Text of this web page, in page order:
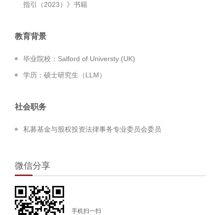
指引（2023）》书籍
教育背景
毕业院校：Salford of Universty (UK)
学历：硕士研究生（LLM）
社会职务
私募基金与股权投资法律事务专业委员会委员
微信分享
手机扫一扫